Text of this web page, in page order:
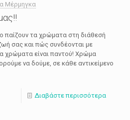
Μέρμηγκα
παίζουν τα χρώματα στη διάθεσή
σας και πώς συνδέονται με
χρώματα είναι παντού! Χρώμα
να δούμε, σε κάθε αντικείμενο
Διαβάστε περισσότερα